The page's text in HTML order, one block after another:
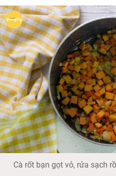
Cà rốt bạn gọt vỏ, rửa sạch